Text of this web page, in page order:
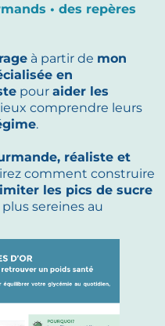
• des repères
à partir de mon
en
pour aider les
comprendre leurs
.
réaliste et
comment construire
les pics de sucre
plus sereines au